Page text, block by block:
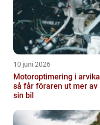
10 juni 2026
Motoroptimering i arvika
så får föraren ut mer av
sin bil